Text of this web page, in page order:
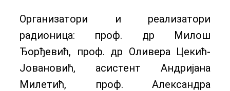
Организатори и реализатори
радионица: проф. др Милош
Ђорђевић, проф. др Оливера Цекић-
Јовановић, асистент Андријана
Милетић, проф. Александра